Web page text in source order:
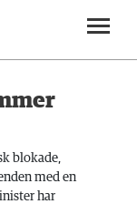
blokade,
med en
har